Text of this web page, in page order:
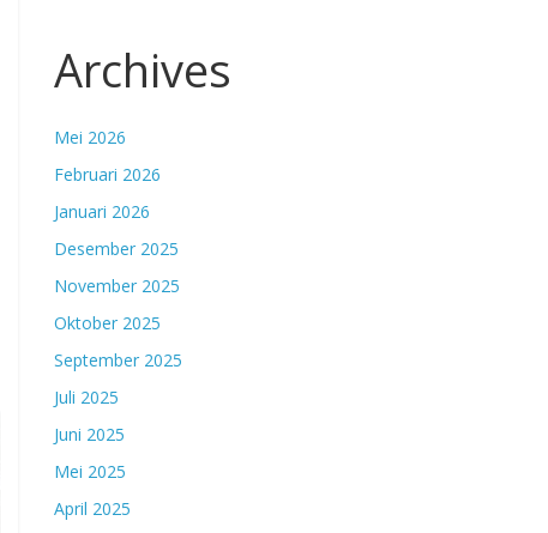
Archives
Mei 2026
Februari 2026
Januari 2026
Desember 2025
November 2025
Oktober 2025
September 2025
Juli 2025
Juni 2025
Mei 2025
April 2025